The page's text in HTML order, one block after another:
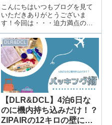
所や混雑状況をレポート！
こんにちはいつもブログを見て
いただきありがとうございま
す！今回は・・・迫力満点のパ
イレーツナイト！ミッキーは上
空から登場！観賞場所や混雑状
況をレポート！前回は2日目のラ
ンチを紹介しました。▶ ”トリト
ン”のランチ！リトルマーメイド
が舞台のレ...
DLR&DCL
【DLR&DCL】4泊6日な
のに機内持ち込みだけ！？
ZIPAIRの12キロの壁に挑